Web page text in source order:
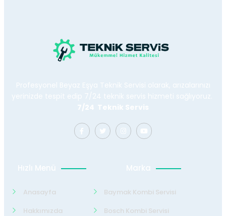
Profesyonel Beyaz Eşya Teknik Servisi olarak, arızalarınızı
yerinizde tespit edip 7/24 teknik servis hizmeti sağlıyoruz.
7/24 Teknik Servis
Hızlı Menü
Anasayfa
Hakkımızda
Marka
Baymak Kombi Servisi
Bosch Kombi Servisi